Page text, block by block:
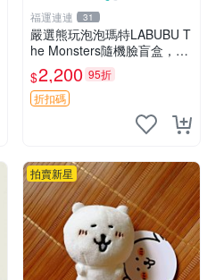
福運連連 31
嚴選熊玩泡泡瑪特LABUBU T
he Monsters隨機臉盲盒，萌
趣馬卡龍設計 芝麻豆豆 LAB
UBU LABUBU THE MONST
ERS 橙色豆
$2,200 95折
折扣碼
拍賣新星